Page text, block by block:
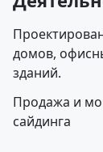
домов,
зданий.
Продажа и
сайдинга